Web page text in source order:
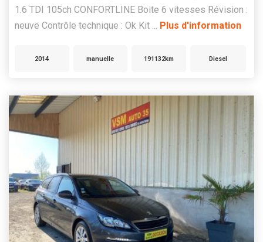
1.6 TDI 105ch CONFORTLINE Boite 6 vitesses Révision :
neuve Contrôle technique : Ok Kit ... Plus d'information
2014 manuelle 191132km Diesel